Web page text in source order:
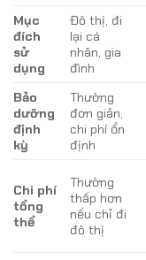
Mục
đích
sử
dụng
Đô thị, đi
lại cá
nhân, gia
đình
Bảo
dưỡng
định
kỳ
Thường
đơn giản,
chi phí ổn
định
Chi phí
tổng
thể
Thường
thấp hơn
nếu chỉ đi
đô thị